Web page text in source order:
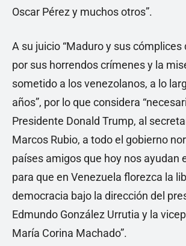
Oscar Pérez y muchos otros”.
A su juicio “Maduro y sus
por sus horrendos crímenes y la
sometido a los venezolanos, a lo
años”, por lo que considera
Presidente Donald Trump, al
Marcos Rubio, a todo el gobierno
países amigos que hoy nos ayudan
para que en Venezuela florezca la
democracia bajo la dirección del
Edmundo González Urrutia y la
María Corina Machado”.